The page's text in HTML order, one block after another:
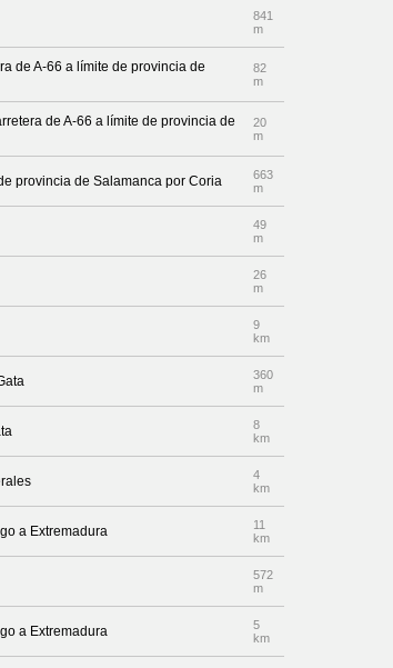
841
m
de A-66 a límite de provincia de
82
m
de A-66 a límite de provincia de
20
m
provincia de Salamanca por Coria
663
m
49
m
26
m
9
km
360
m
8
km
4
km
a Extremadura
11
km
572
m
a Extremadura
5
km